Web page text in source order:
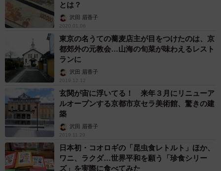
とは？
沢田 眉香子
2020.01.06
東京の名うての蕎麦店主が目をつけたのは、京
都郊外の元教会…山海の旬菜が味わえるレスト
ランに
沢田 眉香子
2019.12.12
玄関が宙に浮いてる！ 来年３月にリニューア
ルオープンする京都市京セラ美術館、驚きの建
築
沢田 眉香子
2019.11.29
日本初・コオロギの「昆虫食レトルト」ほか、
ワニ、ラクダ…世界平和を願う「珍食シリー
ズ」を実際に食べてみた